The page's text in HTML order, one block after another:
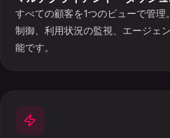
すべての顧客を1つのビューで管
制御、利用状況の監視、エージェ
能です。